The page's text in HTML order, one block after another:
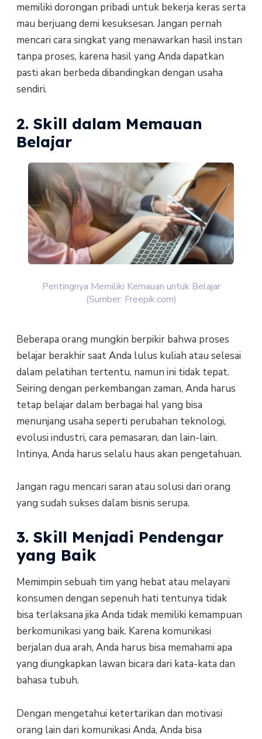
memiliki dorongan pribadi untuk bekerja keras serta
mau berjuang demi kesuksesan. Jangan pernah
mencari cara singkat yang menawarkan hasil instan
tanpa proses, karena hasil yang Anda dapatkan
pasti akan berbeda dibandingkan dengan usaha
sendiri.
2. Skill dalam Memauan
Belajar
Pentingnya Memiliki Kemauan untuk Belajar
(Sumber: Freepik.com)
Beberapa orang mungkin berpikir bahwa proses
belajar berakhir saat Anda lulus kuliah atau selesai
dalam pelatihan tertentu, namun ini tidak tepat.
Seiring dengan perkembangan zaman, Anda harus
tetap belajar dalam berbagai hal yang bisa
menunjang usaha seperti perubahan teknologi,
evolusi industri, cara pemasaran, dan lain-lain.
Intinya, Anda harus selalu haus akan pengetahuan.
Jangan ragu mencari saran atau solusi dari orang
yang sudah sukses dalam bisnis serupa.
3. Skill Menjadi Pendengar
yang Baik
Memimpin sebuah tim yang hebat atau melayani
konsumen dengan sepenuh hati tentunya tidak
bisa terlaksana jika Anda tidak memiliki kemampuan
berkomunikasi yang baik. Karena komunikasi
berjalan dua arah, Anda harus bisa memahami apa
yang diungkapkan lawan bicara dari kata-kata dan
bahasa tubuh.
Dengan mengetahui ketertarikan dan motivasi
orang lain dari komunikasi Anda, Anda bisa